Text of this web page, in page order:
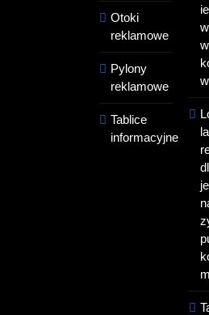
Otoki
reklamowe
Pylony
reklamowe
Tablice
informacyjne